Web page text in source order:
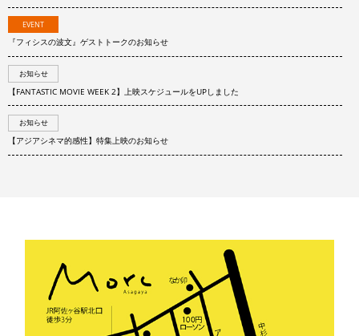
EVENT
『フィシスの波文』ゲストトークのお知らせ
お知らせ
【FANTASTIC MOVIE WEEK 2】上映スケジュールをUPしました
お知らせ
【アジアシネマ的感性】特集上映のお知らせ